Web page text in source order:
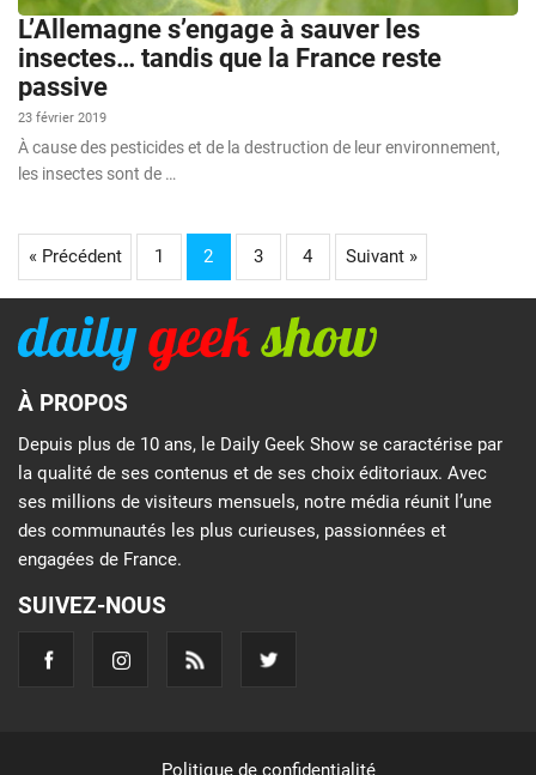
L’Allemagne s’engage à sauver les
insectes… tandis que la France reste
passive
23 février 2019
À cause des pesticides et de la destruction de leur environnement,
les insectes sont de …
« Précédent 1 2 3 4 Suivant »
À PROPOS
Depuis plus de 10 ans, le Daily Geek Show se caractérise par
la qualité de ses contenus et de ses choix éditoriaux. Avec
ses millions de visiteurs mensuels, notre média réunit l’une
des communautés les plus curieuses, passionnées et
engagées de France.
SUIVEZ-NOUS
Politique de confidentialité